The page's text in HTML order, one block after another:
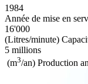
1984
Année de mise en
16'000
(Litres/minute)
5 millions
(m3/an) Production